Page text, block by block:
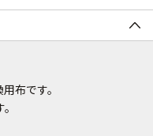
布です。